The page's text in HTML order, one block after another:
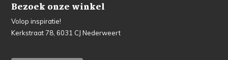
Bezoek onze winkel
Volop inspiratie!
Kerkstraat 78, 6031 CJ Nederweert